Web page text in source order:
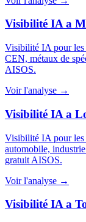
Visibilité IA a
Visibilité IA pour les
CEN, métaux de
AISOS.
Voir l'analyse →
Visibilité IA a
Visibilité IA pour les
automobile,
gratuit AISOS.
Voir l'analyse →
Visibilité IA a